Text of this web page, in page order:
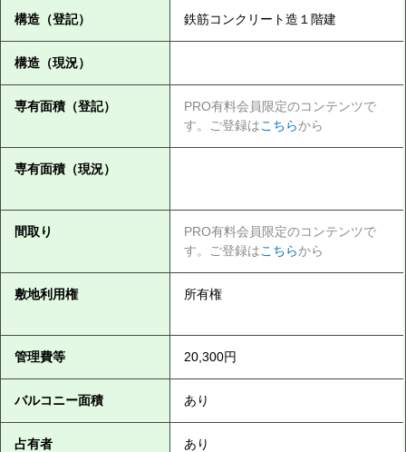
構造（登記） 鉄筋コンクリート造１階建
構造（現況）
専有面積（登記）
PRO有料会員限定のコンテンツで
す。ご登録はこちらから
専有面積（現況）
間取り
PRO有料会員限定のコンテンツで
す。ご登録はこちらから
敷地利用権 所有権
管理費等 20,300円
バルコニー面積 あり
占有者 あり